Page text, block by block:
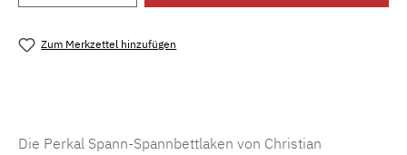
Zum Merkzettel hinzufügen
Die Perkal Spann-Spannbettlaken von Christian